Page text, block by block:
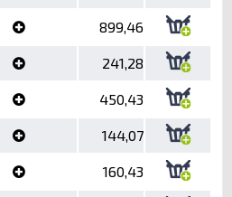
899,46
241,28
450,43
144,07
160,43